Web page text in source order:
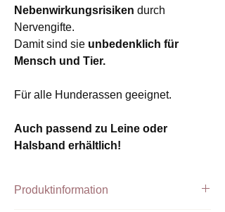
Nebenwirkungsrisiken durch
Nervengifte.
Damit sind sie unbedenklich für
Mensch und Tier.
Für alle Hunderassen geeignet.
Auch passend zu Leine oder
Halsband erhältlich!
Produktinformation